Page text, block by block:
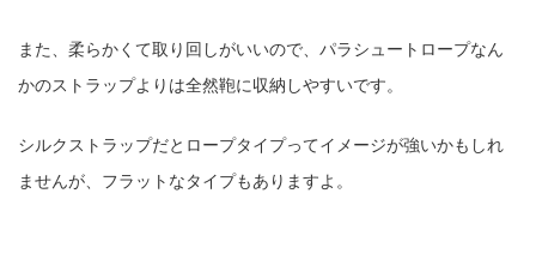
また、柔らかくて取り回しがいいので、パラシュートロープなん
かのストラップよりは全然鞄に収納しやすいです。
シルクストラップだとロープタイプってイメージが強いかもしれ
ませんが、フラットなタイプもありますよ。